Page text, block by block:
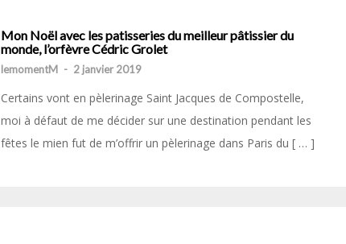
Mon Noël avec les patisseries du meilleur pâtissier du
monde, l’orfèvre Cédric Grolet
lemomentM - 2 janvier 2019
Certains vont en pèlerinage Saint Jacques de Compostelle,
moi à défaut de me décider sur une destination pendant les
fêtes le mien fut de m’offrir un pèlerinage dans Paris du [ … ]